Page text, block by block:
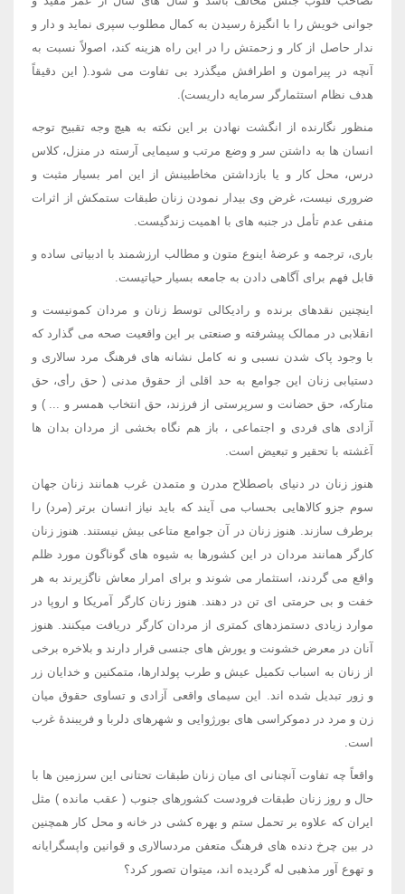
جوانی خویش را با انگیزۀ رسیدن به کمال مطلوب سپری نماید و دار و
ندار حاصل از کار و زحمتش را در این راه هزینه کند، اصولاً نسبت به
آنچه در پیرامون و اطرافش میگذرد بی تفاوت می شود.( این دقیقاً
هدف نظام استثمارگر سرمایه داریست).
منظور نگارنده از انگشت نهادن بر این نکته به هیچ وجه تقبیح توجه
انسان ها به داشتن سر و وضع مرتب و سیمایی آرسته در منزل، کلاس
درس، محل کار و یا بازداشتن مخاطبینش از این امر بسیار مثبت و
ضروری نیست، غرض وی بیدار نمودن زنان طبقات ستمکش از اثرات
منفی عدم تأمل در جنبه های با اهمیت زندگیست.
باری، ترجمه و عرضۀ اینوع متون و مطالب ارزشمند با ادبیاتی ساده و
قابل فهم برای آگاهی دادن به جامعه بسیار حیاتیست.
اینچنین نقدهای برنده و رادیکالی توسط زنان و مردان کمونیست و
انقلابی در ممالک پیشرفته و صنعتی بر این واقعیت صحه می گذارد که
با وجود پاک شدن نسبی و نه کامل نشانه های فرهنگ مرد سالاری و
دستیابی زنان این جوامع به حد اقلی از حقوق مدنی ( حق رأی، حق
متارکه، حق حضانت و سرپرستی از فرزند، حق انتخاب همسر و ... ) و
آزادی های فردی و اجتماعی ، باز هم نگاه بخشی از مردان بدان ها
آغشته با تحقیر و تبعیض است.
هنوز زنان در دنیای باصطلاح مدرن و متمدن غرب همانند زنان جهان
سوم جزو کالاهایی بحساب می آیند که باید نیاز انسان برتر (مرد) را
برطرف سازند. هنوز زنان در آن جوامع متاعی بیش نیستند. هنوز زنان
کارگر همانند مردان در این کشورها به شیوه های گوناگون مورد ظلم
واقع می گردند، استثمار می شوند و برای امرار معاش ناگزیرند به هر
خفت و بی حرمتی ای تن در دهند. هنوز زنان کارگر آمریکا و اروپا در
موارد زیادی دستمزدهای کمتری از مردان کارگر دریافت میکنند. هنوز
آنان در معرض خشونت و یورش های جنسی قرار دارند و بلاخره برخی
از زنان به اسباب تکمیل عیش و طرب پولدارها، متمکنین و خدایان زر
و زور تبدیل شده اند. این سیمای واقعی آزادی و تساوی حقوق میان
زن و مرد در دموکراسی های بورژوایی و شهرهای دلربا و فریبندۀ غرب
است.
واقعاً چه تفاوت آنچنانی ای میان زنان طبقات تحتانی این سرزمین ها با
حال و روز زنان طبقات فرودست کشورهای جنوب ( عقب مانده ) مثل
ایران که علاوه بر تحمل ستم و بهره کشی در خانه و محل کار همچنین
در بین چرخ دنده های فرهنگ متعفن مردسالاری و قوانین واپسگرایانه
و تهوع آور مذهبی له گردیده اند، میتوان تصور کرد؟